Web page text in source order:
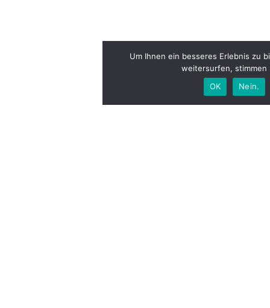
Um Ihnen ein besseres Erlebnis zu
weitersurfen, stimmen
OK
Nein.